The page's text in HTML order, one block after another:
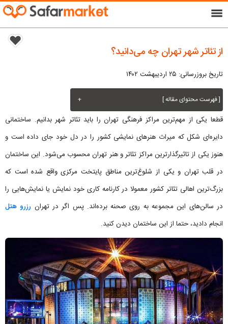
menu
از تئاتر شهر تهران چه می‌دانید؟
تاریخ بروزرسانی: ۲۵ اردیبهشت ۱۴۰۲
[ فهرست محتوای مقاله ] +
قطعا یکی از مهم‌ترین مراکز فرهنگی تهران را باید تئاتر شهر بدانیم. ساختمانی
دایره‌ای شکل که میراث هنرهای نمایشی کشور را در دل خود جای داده است و
هنوز یکی از تاثیرگذارترین مراکز تئاتر و هنر تهران محسوب می‌شود. این ساختمان
در قلب تهران و یکی از شلوغ‌ترین مناطق پایتخت مرکزی واقع شده است که
بزرگ‌ترین اهالی تئاتر کشور معمولا در کارنامه کاری خود نمایش یا نمایش‌هایی را
در سالن‌های این مجموعه به روی صحنه برده‌اند. پس اگر در تهران رزرو هتل
انجام دادید، حتما از این ساختمان دیدن کنید.